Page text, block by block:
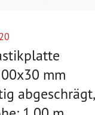
mm
abgeschrägt,